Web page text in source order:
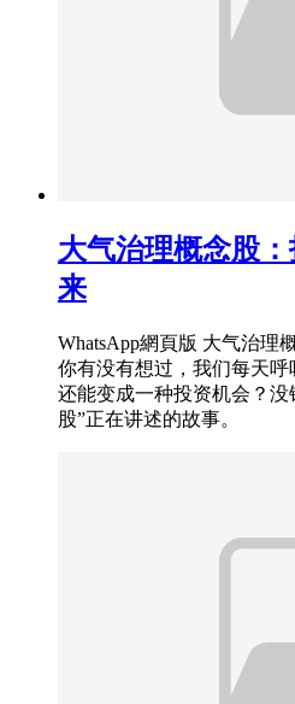
大气治理概念股
来
WhatsApp網頁版 大气治理
你有没有想过，我们每天呼
还能变成一种投资机会？
股”正在讲述的故事。